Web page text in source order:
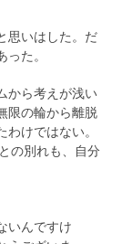
思いはした。だ
た。
から考えが浅い
限の輪から離脱
けではない。
の別れも、自分
いんですけ